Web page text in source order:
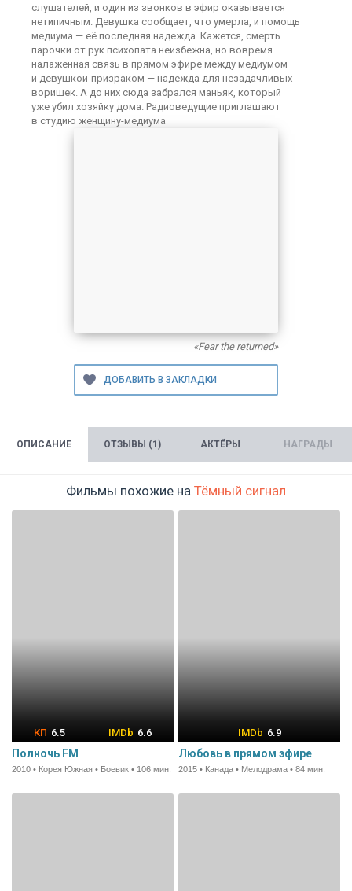
слушателей, и один из звонков в эфир оказывается
нетипичным. Девушка сообщает, что умерла, и помощь
медиума — её последняя надежда. Кажется, смерть
парочки от рук психопата неизбежна, но вовремя
налаженная связь в прямом эфире между медиумом
и девушкой-призраком — надежда для незадачливых
воришек. А до них сюда забрался маньяк, который
уже убил хозяйку дома. Радиоведущие приглашают
в студию женщину-медиума
«Fear the returned»
ОПИСАНИЕ ОТЗЫВЫ (1) АКТЁРЫ НАГРАДЫ
Фильмы похожие на Тёмный сигнал
6.5 6.6
Полночь FM
2010 • Корея Южная • Боевик • 106 мин.
6.9
Любовь в прямом эфире
2015 • Канада • Мелодрама • 84 мин.